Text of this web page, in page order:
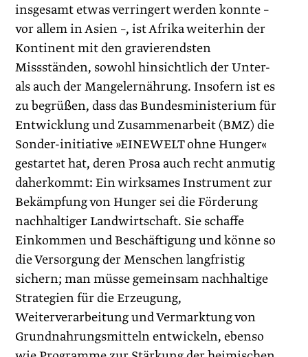
insgesamt etwas verringert werden konnte –
vor allem in Asien –, ist Afrika weiterhin der
Kontinent mit den gravierendsten
Missständen, sowohl hinsichtlich der Unter-
als auch der Mangelernährung. Insofern ist es
zu begrüßen, dass das Bundesministerium für
Entwicklung und Zusammenarbeit (BMZ) die
Sonder-initiative »EINEWELT ohne Hunger«
gestartet hat, deren Prosa auch recht anmutig
daherkommt: Ein wirksames Instrument zur
Bekämpfung von Hunger sei die Förderung
nachhaltiger Landwirtschaft. Sie schaffe
Einkommen und Beschäftigung und könne so
die Versorgung der Menschen langfristig
sichern; man müsse gemeinsam nachhaltige
Strategien für die Erzeugung,
Weiterverarbeitung und Vermarktung von
Grundnahrungsmitteln entwickeln, ebenso